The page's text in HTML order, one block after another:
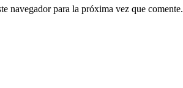
navegador para la próxima vez que comente.